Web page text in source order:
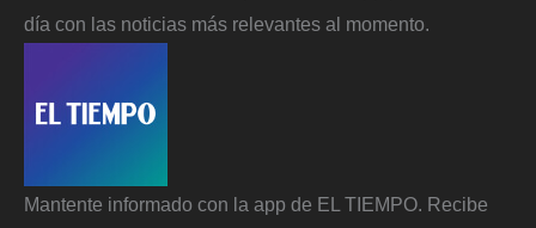
día con las noticias más relevantes al momento.
Mantente informado con la app de EL TIEMPO. Recibe